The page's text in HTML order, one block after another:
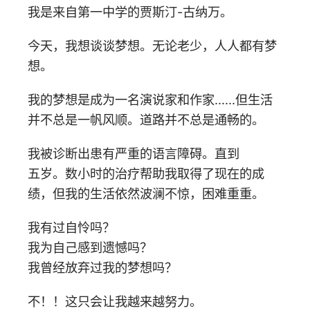
我是来自第一中学的贾斯汀-古纳万。
今天，我想谈谈梦想。无论老少，人人都有梦
想。
我的梦想是成为一名演说家和作家......但生活
并不总是一帆风顺。道路并不总是通畅的。
我被诊断出患有严重的语言障碍。直到
五岁。数小时的治疗帮助我取得了现在的成
绩，但我的生活依然波澜不惊，困难重重。
我有过自怜吗？
我为自己感到遗憾吗？
我曾经放弃过我的梦想吗？
不！！这只会让我越来越努力。